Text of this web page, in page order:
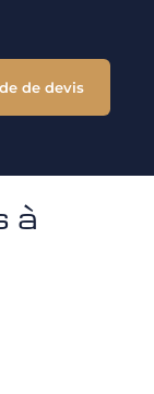
de devis
à